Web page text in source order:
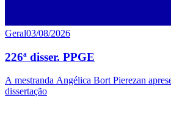
Geral03/08/2026
226ª disser. PPGE
A mestranda Angélica Bort Pierezan
dissertação